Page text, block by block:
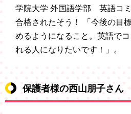
学院大学 外国語学部 英語コ
合格されたそう！ 「今後の目
めるようになること。英語で
れる人になりたいです！」。
保護者様の西山朋子さん